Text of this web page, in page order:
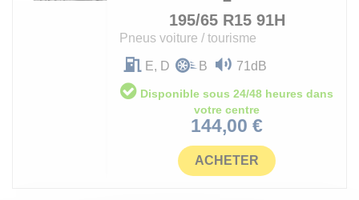
195/65 R15 91H
Pneus voiture / tourisme
E, D B 71dB
Disponible sous 24/48 heures dans
votre centre
Prix
144,00 €
ACHETER